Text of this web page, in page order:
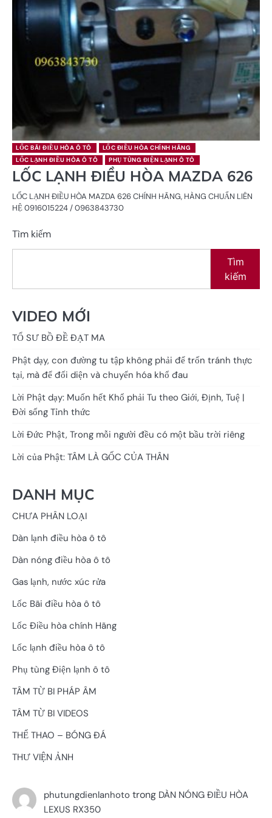
LỐC BÃI ĐIỀU HÒA Ô TÔ
LỐC ĐIỀU HÒA CHÍNH HÃNG
LỐC LẠNH ĐIỀU HÒA Ô TÔ
PHỤ TÙNG ĐIỆN LẠNH Ô TÔ
LỐC LẠNH ĐIỀU HÒA MAZDA 626
LỐC LẠNH ĐIỀU HÒA MAZDA 626 CHÍNH HÃNG, HÀNG CHUẨN LIÊN
HỆ 0916015224 / 0963843730
Tìm kiếm
Tìm
kiếm
VIDEO MỚI
TỔ SƯ BỒ ĐỀ ĐẠT MA
Phật dạy, con đường tu tập không phải để trốn tránh thực
tại, mà để đối diện và chuyển hóa khổ đau
Lời Phật dạy: Muốn hết Khổ phải Tu theo Giới, Định, Tuệ |
Đời sống Tỉnh thức
Lời Đức Phật, Trong mỗi người đều có một bầu trời riêng
Lời của Phật: TÂM LÀ GỐC CỦA THÂN
DANH MỤC
CHƯA PHÂN LOẠI
Dàn lạnh điều hòa ô tô
Dàn nóng điều hòa ô tô
Gas lạnh, nước xúc rửa
Lốc Bãi điều hòa ô tô
Lốc Điều hòa chính Hãng
Lốc lạnh điều hòa ô tô
Phụ tùng Điện lạnh ô tô
TÂM TỪ BI PHÁP ÂM
TÂM TỪ BI VIDEOS
THỂ THAO – BÓNG ĐÁ
THƯ VIỆN ẢNH
phutungdienlanhoto trong DÀN NÓNG ĐIỀU HÒA
LEXUS RX350